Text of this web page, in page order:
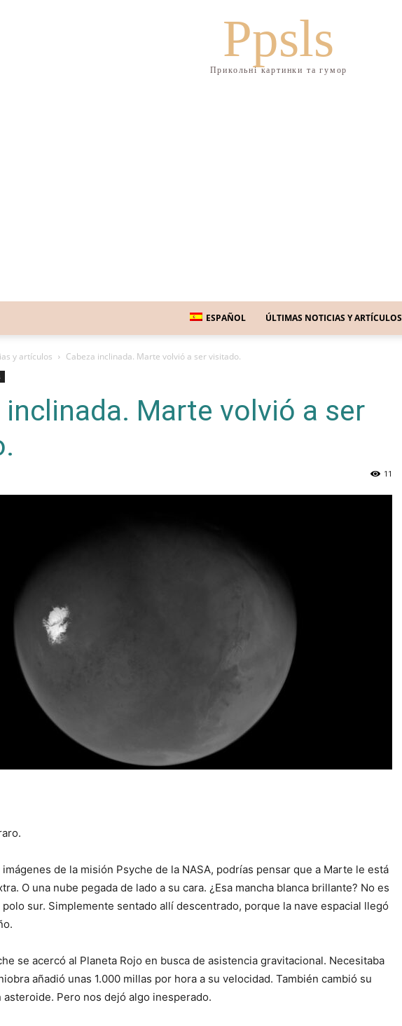
Ppsls
Прикольні картинки та гумор
ESPAÑOL ÚLTIMAS NOTICIAS Y ARTÍCULOS
y artículos Cabeza inclinada. Marte volvió a ser visitado.
inclinada. Marte volvió a ser
11
de la misión Psyche de la NASA, podrías pensar que a Marte le está
O una nube pegada de lado a su cara. ¿Esa mancha blanca brillante? No es
polo sur. Simplemente sentado allí descentrado, porque la nave espacial llegó
se acercó al Planeta Rojo en busca de asistencia gravitacional. Necesitaba
añadió unas 1.000 millas por hora a su velocidad. También cambió su
asteroide. Pero nos dejó algo inesperado.